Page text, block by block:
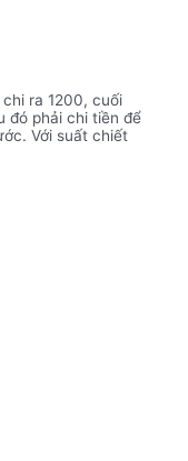
ra 1200, cuối
đó phải chi tiền để
Với suất chiết